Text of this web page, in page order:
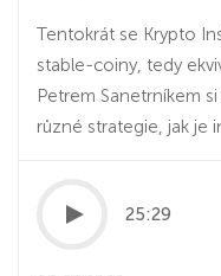
Tentokrát se Krypto
stable-coiny, tedy
Petrem Sanetrníkem
různé strategie, jak je
25:29